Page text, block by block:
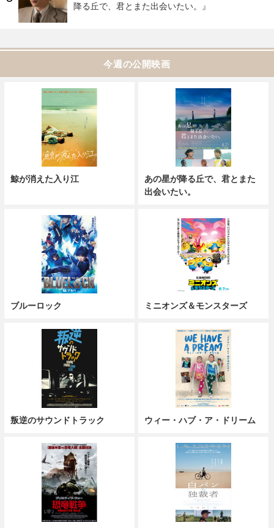
降る丘で、君とまた出会いたい。』
今週の公開映画
鯨が消えた入り江
あの星が降る丘で、君とまた
出会いたい。
ブルーロック ミニオンズ＆モンスターズ
叛逆のサウンドトラック ウィー・ハブ・ア・ドリーム